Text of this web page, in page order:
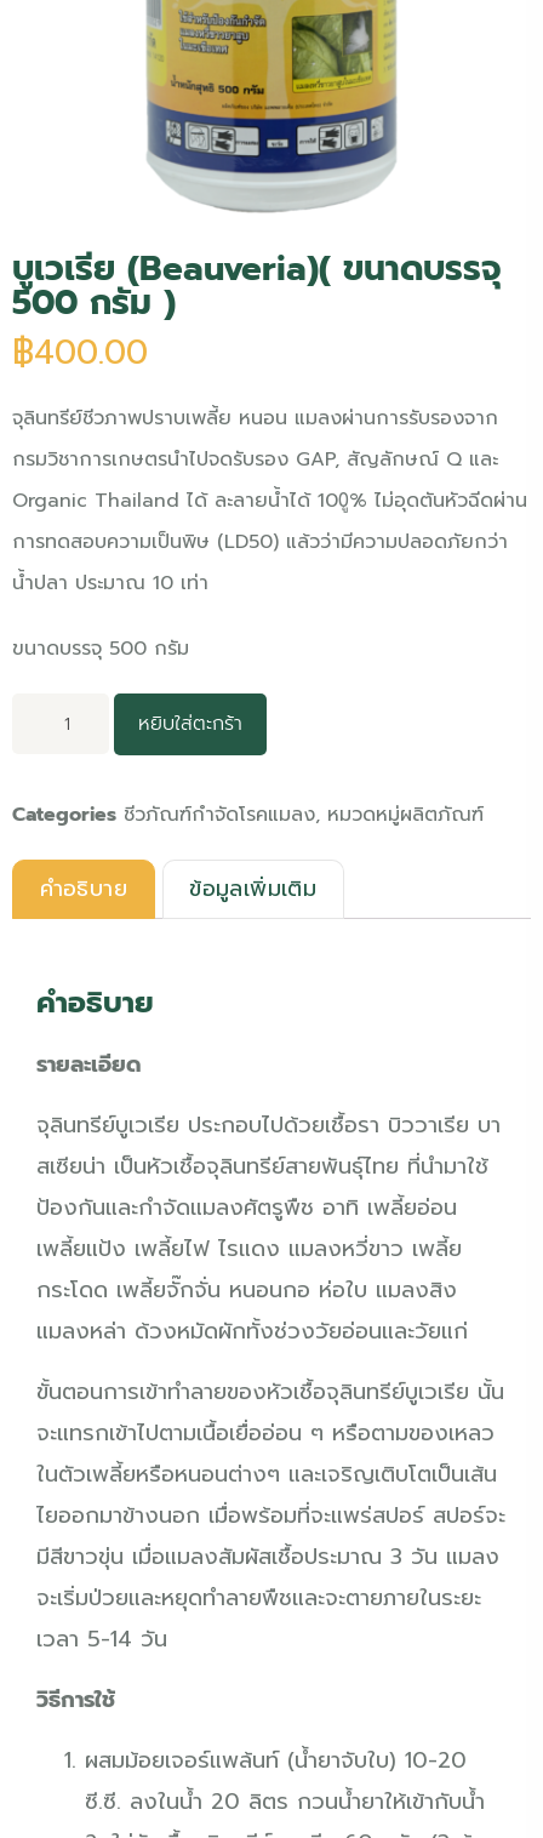
บูเวเรีย (Beauveria)( ขนาดบรรจุ
500 กรัม )
฿400.00
จุลินทรีย์ชีวภาพปราบเพลี้ย หนอน แมลงผ่านการรับรองจาก
กรมวิชาการเกษตรนำไปจดรับรอง GAP, สัญลักษณ์ Q และ
Organic Thailand ได้ ละลายน้ำได้ 100ู% ไม่อุดตันหัวฉีดผ่าน
การทดสอบความเป็นพิษ (LD50) แล้วว่ามีความปลอดภัยกว่า
น้ำปลา ประมาณ 10 เท่า
ขนาดบรรจุ 500 กรัม
หยิบใส่ตะกร้า
Categories ชีวภัณฑ์กำจัดโรคแมลง, หมวดหมู่ผลิตภัณฑ์
คำอธิบาย ข้อมูลเพิ่มเติม
คำอธิบาย
รายละเอียด
จุลินทรีย์บูเวเรีย ประกอบไปด้วยเชื้อรา บิววาเรีย บา
สเซียน่า เป็นหัวเชื้อจุลินทรีย์สายพันธุ์ไทย ที่นำมาใช้
ป้องกันและกำจัดแมลงศัตรูพืช อาทิ เพลี้ยอ่อน
เพลี้ยแป้ง เพลี้ยไฟ ไรแดง แมลงหวี่ขาว เพลี้ย
กระโดด เพลี้ยจั๊กจั่น หนอนกอ ห่อใบ แมลงสิง
แมลงหล่า ด้วงหมัดผักทั้งช่วงวัยอ่อนและวัยแก่
ขั้นตอนการเข้าทำลายของหัวเชื้อจุลินทรีย์บูเวเรีย นั้น
จะแทรกเข้าไปตามเนื้อเยื่ออ่อน ๆ หรือตามของเหลว
ในตัวเพลี้ยหรือหนอนต่างๆ และเจริญเติบโตเป็นเส้น
ไยออกมาข้างนอก เมื่อพร้อมที่จะแพร่สปอร์ สปอร์จะ
มีสีขาวขุ่น เมื่อแมลงสัมผัสเชื้อประมาณ 3 วัน แมลง
จะเริ่มป่วยและหยุดทำลายพืชและจะตายภายในระยะ
เวลา 5-14 วัน
วิธีการใช้
ผสมม้อยเจอร์แพล้นท์ (น้ำยาจับใบ) 10-20
ซี.ซี. ลงในน้ำ 20 ลิตร กวนน้ำยาให้เข้ากับน้ำ